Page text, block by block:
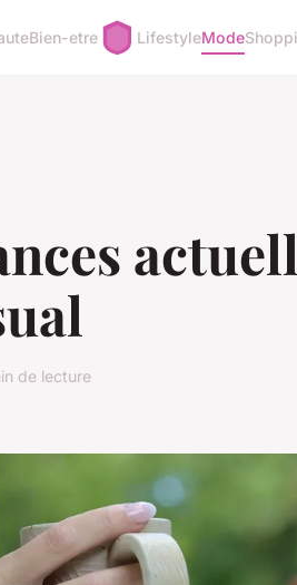
Bien-etre LifestyleMode
de lecture